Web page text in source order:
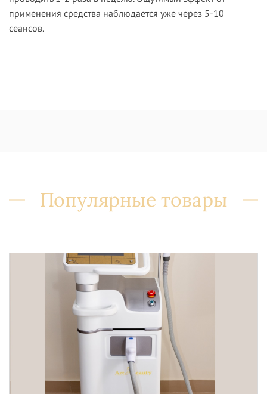
применения средства наблюдается уже через 5-10
сеансов.
Популярные товары